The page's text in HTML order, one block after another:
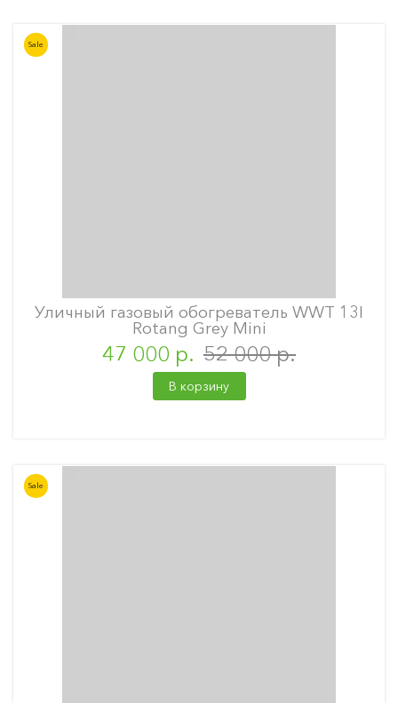
Sale
Уличный газовый обогреватель WWT 13I
Rotang Grey Mini
47 000 р. 52 000 р.
В корзину
Sale